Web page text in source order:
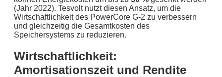
(Jahr 2022). Tesvolt nutzt diesen Ansatz, um die
Wirtschaftlichkeit des PowerCore G-2 zu verbessern
und gleichzeitig die Gesamtkosten des
Speichersystems zu reduzieren.
Wirtschaftlichkeit:
Amortisationszeit und Rendite